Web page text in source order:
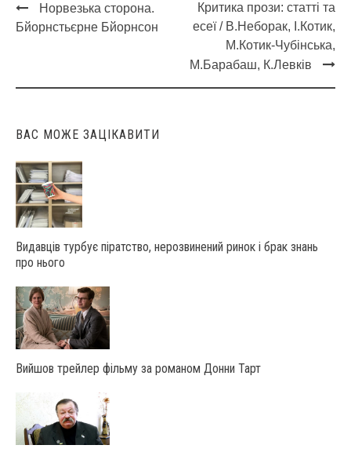
Post
Норвезька сторона.
Бйорнстьєрне Бйорнсон
Критика прози: статті та
есеї / В.Неборак, І.Котик,
М.Котик-Чубінська,
М.Барабаш, К.Левків
ВАС МОЖЕ ЗАЦІКАВИТИ
Видавців турбує піратство, нерозвинений ринок і брак знань
про нього
Вийшов трейлер фільму за романом Донни Тарт